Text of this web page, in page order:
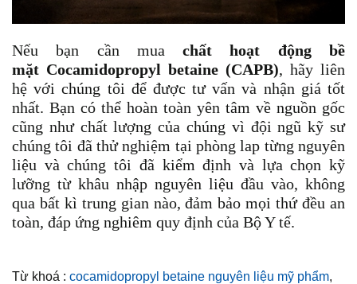
Nếu bạn cần muachất hoạt động bề
mặt Cocamidopropyl betaine (CAPB), hãy liên
hệ với chúng tôi để được tư vấn và nhận giá tốt
nhất. Bạn có thể hoàn toàn yên tâm về nguồn gốc
cũng như chất lượng của chúng vì đội ngũ kỹ sư
chúng tôi đã thử nghiệm tại phòng lap từng nguyên
liệu và chúng tôi đã kiểm định và lựa chọn kỹ
lưỡng từ khâu nhập nguyên liệu đầu vào, không
qua bất kì trung gian nào, đảm bảo mọi thứ đều an
toàn, đáp ứng nghiêm quy định của Bộ Y tế.
Từ khoá : cocamidopropyl betaine nguyên liệu mỹ phẩm,